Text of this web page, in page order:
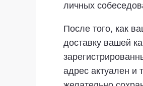
личных
После того, как
доставку вашей
адрес актуален и